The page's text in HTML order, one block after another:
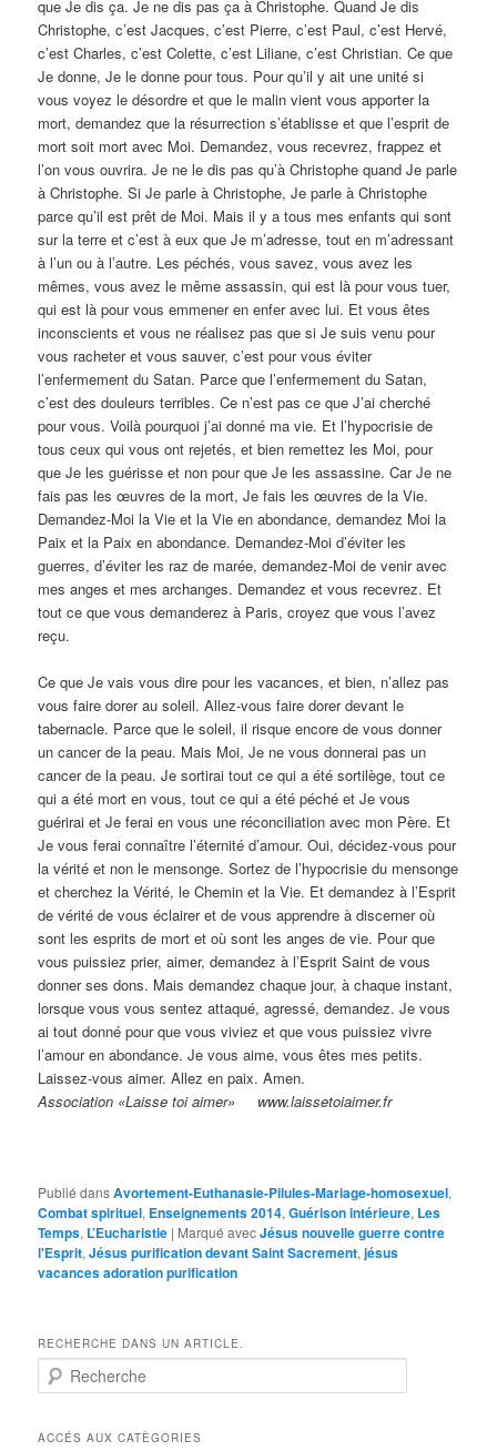
que Je dis ça. Je ne dis pas ça à Christophe. Quand Je dis
Christophe, c’est Jacques, c’est Pierre, c’est Paul, c’est Hervé,
c’est Charles, c’est Colette, c’est Liliane, c’est Christian. Ce que
Je donne, Je le donne pour tous. Pour qu’il y ait une unité si
vous voyez le désordre et que le malin vient vous apporter la
mort, demandez que la résurrection s’établisse et que l’esprit de
mort soit mort avec Moi. Demandez, vous recevrez, frappez et
l’on vous ouvrira. Je ne le dis pas qu’à Christophe quand Je parle
à Christophe. Si Je parle à Christophe, Je parle à Christophe
parce qu’il est prêt de Moi. Mais il y a tous mes enfants qui sont
sur la terre et c’est à eux que Je m’adresse, tout en m’adressant
à l’un ou à l’autre. Les péchés, vous savez, vous avez les
mêmes, vous avez le même assassin, qui est là pour vous tuer,
qui est là pour vous emmener en enfer avec lui. Et vous êtes
inconscients et vous ne réalisez pas que si Je suis venu pour
vous racheter et vous sauver, c’est pour vous éviter
l’enfermement du Satan. Parce que l’enfermement du Satan,
c’est des douleurs terribles. Ce n’est pas ce que J’ai cherché
pour vous. Voilà pourquoi j’ai donné ma vie. Et l’hypocrisie de
tous ceux qui vous ont rejetés, et bien remettez les Moi, pour
que Je les guérisse et non pour que Je les assassine. Car Je ne
fais pas les œuvres de la mort, Je fais les œuvres de la Vie.
Demandez-Moi la Vie et la Vie en abondance, demandez Moi la
Paix et la Paix en abondance. Demandez-Moi d’éviter les
guerres, d’éviter les raz de marée, demandez-Moi de venir avec
mes anges et mes archanges. Demandez et vous recevrez. Et
tout ce que vous demanderez à Paris, croyez que vous l’avez
reçu.
Ce que Je vais vous dire pour les vacances, et bien, n’allez pas
vous faire dorer au soleil. Allez-vous faire dorer devant le
tabernacle. Parce que le soleil, il risque encore de vous donner
un cancer de la peau. Mais Moi, Je ne vous donnerai pas un
cancer de la peau. Je sortirai tout ce qui a été sortilège, tout ce
qui a été mort en vous, tout ce qui a été péché et Je vous
guérirai et Je ferai en vous une réconciliation avec mon Père. Et
Je vous ferai connaître l’éternité d’amour. Oui, décidez-vous pour
la vérité et non le mensonge. Sortez de l’hypocrisie du mensonge
et cherchez la Vérité, le Chemin et la Vie. Et demandez à l’Esprit
de vérité de vous éclairer et de vous apprendre à discerner où
sont les esprits de mort et où sont les anges de vie. Pour que
vous puissiez prier, aimer, demandez à l’Esprit Saint de vous
donner ses dons. Mais demandez chaque jour, à chaque instant,
lorsque vous vous sentez attaqué, agressé, demandez. Je vous
ai tout donné pour que vous viviez et que vous puissiez vivre
l’amour en abondance. Je vous aime, vous êtes mes petits.
Laissez-vous aimer. Allez en paix. Amen.
Association «Laisse toi aimer» www.laissetoiaimer.fr
Publié dansAvortement-Euthanasie-Pilules-Mariage-homosexuel,
Combat spirituel, Enseignements 2014,Guérison intérieure, Les
Temps, L’Eucharistie | Marqué avecJésus nouvelle guerre contre
l'Esprit,Jésus purification devant Saint Sacrement,jésus
vacances adoration purification
RECHERCHE DANS UN ARTICLE.
e
h
ACCÉS AUX CATÈGORIES